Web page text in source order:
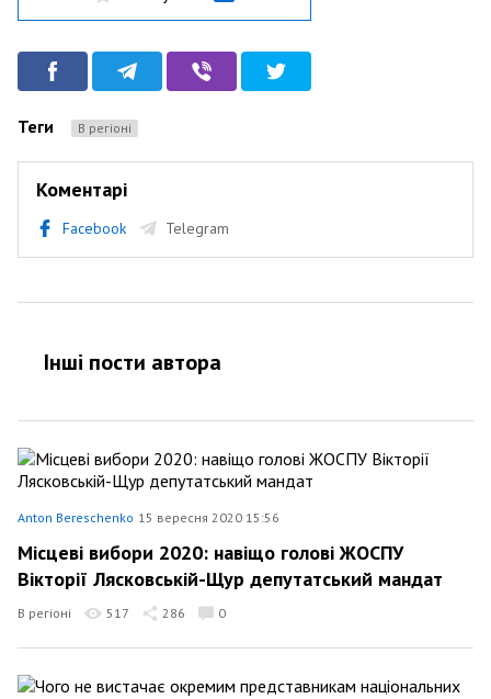
Теги В регіоні
Коментарі
Facebook Telegram
Інші пости автора
Anton Bereschenko 15 вересня 2020 15:56
Місцеві вибори 2020: навіщо голові ЖОСПУ
Вікторії Лясковській-Щур депутатський мандат
В регіоні 517 286 0